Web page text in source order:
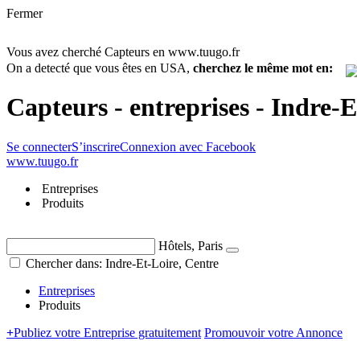
Fermer
Vous avez cherché Capteurs en www.tuugo.fr
On a detecté que vous êtes en USA, cherchez le même mot en:
Capteurs - entreprises - Indre-
Se connecterS’inscrireConnexion avec Facebook
www.tuugo.fr
Entreprises
Produits
Hôtels, Paris
Chercher dans: Indre-Et-Loire, Centre
Entreprises
Produits
+Publiez votre Entreprise gratuitement Promouvoir votre Annonce